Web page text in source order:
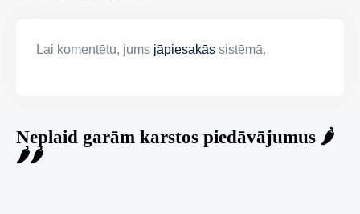
Lai komentētu, jums jāpiesakās sistēmā.
Neplaid garām karstos piedāvājumus 🌶️
🌶️🌶️